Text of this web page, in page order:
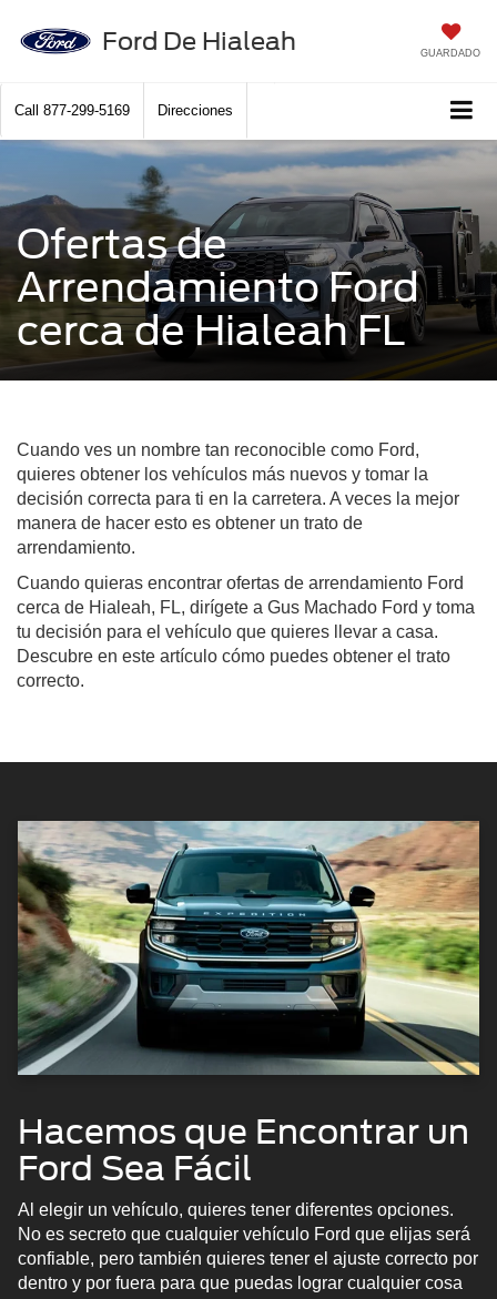
Ford De Hialeah GUARDADO
Call 877-299-5169 Direcciones
Ofertas de
Arrendamiento Ford
cerca de Hialeah FL
Cuando ves un nombre tan reconocible como Ford,
quieres obtener los vehículos más nuevos y tomar la
decisión correcta para ti en la carretera. A veces la mejor
manera de hacer esto es obtener un trato de
arrendamiento.
Cuando quieras encontrar ofertas de arrendamiento Ford
cerca de Hialeah, FL, dirígete a Gus Machado Ford y toma
tu decisión para el vehículo que quieres llevar a casa.
Descubre en este artículo cómo puedes obtener el trato
correcto.
Hacemos que Encontrar un
Ford Sea Fácil
Al elegir un vehículo, quieres tener diferentes opciones.
No es secreto que cualquier vehículo Ford que elijas será
confiable, pero también quieres tener el ajuste correcto por
dentro y por fuera para que puedas lograr cualquier cosa